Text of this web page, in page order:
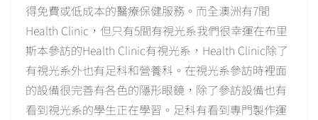
得免費或低成本的醫療保健服務。而全澳洲有7間
Health Clinic，但只有5間有視光系我們很幸運在布里
斯本參訪的Health Clinic有視光系，Health Clinic除了
有視光系外也有足科和營養科。在視光系參訪時裡面
的設備很完善有各色的隱形眼鏡，除了參訪設備也有
看到視光系的學生正在學習。足科有看到專門製作運